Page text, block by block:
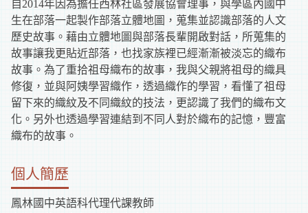
自2014年因為擔任西林社區發展協會理事，與學區內國中
生在部落一起製作部落立體地圖，蒐集並認識部落的人文
歷史故事。藉由立體地圖與部落長輩開啟對話，所蒐集的
故事讓我更貼近部落，也找家族裡已經漸漸被淡忘的織布
故事。為了重拾祖母織布的故事，我與父親將祖母的織具
修復，並與阿姨學習織作，透過織作的學習，看懂了祖母
留下來的織紋及不同織紋的技法，更認識了我們的織布文
化。另外也透過學習連結到不同人對於織布的記憶，豐富
織布的故事。
個人簡歷
鳳林國中英語科代理代課教師